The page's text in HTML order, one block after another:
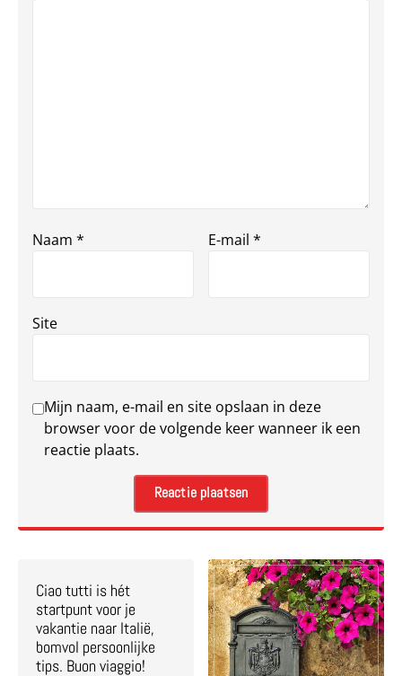
Naam * E-mail *
Site
Mijn naam, e-mail en site opslaan in deze
browser voor de volgende keer wanneer ik een
reactie plaats.
Ciao tutti is hét
startpunt voor je
vakantie naar Italië,
bomvol persoonlijke
tips. Buon viaggio!